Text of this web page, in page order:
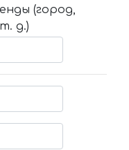
(город,
д.)